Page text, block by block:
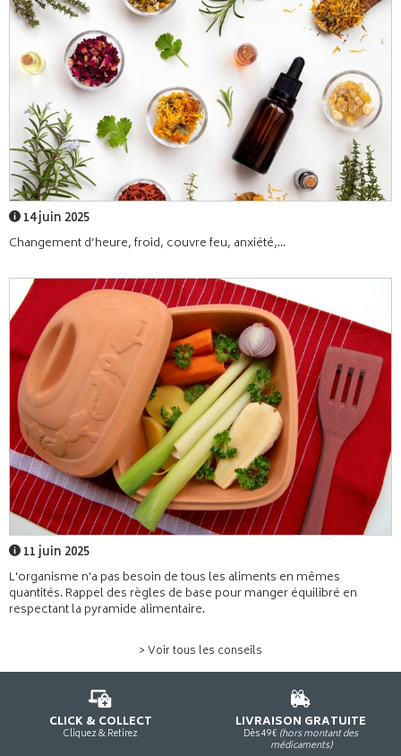
14 juin 2025
Changement d’heure, froid, couvre feu, anxiété,...
11 juin 2025
L'organisme n'a pas besoin de tous les aliments en mêmes
quantités. Rappel des règles de base pour manger équilibré en
respectant la pyramide alimentaire.
> Voir tous les conseils
CLICK & COLLECT
Cliquez & Retirez
LIVRAISON GRATUITE
Dès 49€ (hors montant des
médicaments)